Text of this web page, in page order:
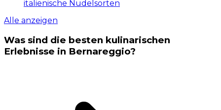
italienische Nudelsorten
Alle anzeigen
Was sind die besten kulinarischen
Erlebnisse in Bernareggio?